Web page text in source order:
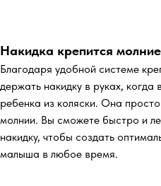
Накидка крепится
Благодаря удобной системе
держать накидку в руках, когда
ребенка из коляски. Она
молнии. Вы сможете быстро и
накидку, чтобы создать
малыша в любое время.